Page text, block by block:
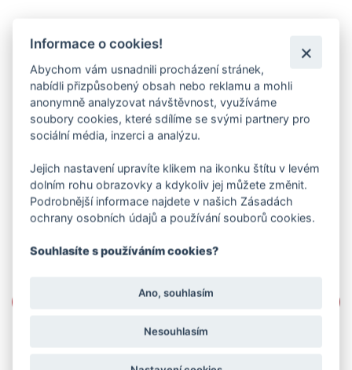
Informace o cookies!
Abychom vám usnadnili procházení stránek,
nabídli přizpůsobený obsah nebo reklamu a mohli
anonymně analyzovat návštěvnost, využíváme
soubory cookies, které sdílíme se svými partnery pro
sociální média, inzerci a analýzu.
Jejich nastavení upravíte klikem na ikonku štítu v levém
dolním rohu obrazovky a kdykoliv jej můžete změnit.
Podrobnější informace najdete v našich Zásadách
ochrany osobních údajů a používání souborů cookies.
Souhlasíte s používáním cookies?
Ano, souhlasím
Nesouhlasím